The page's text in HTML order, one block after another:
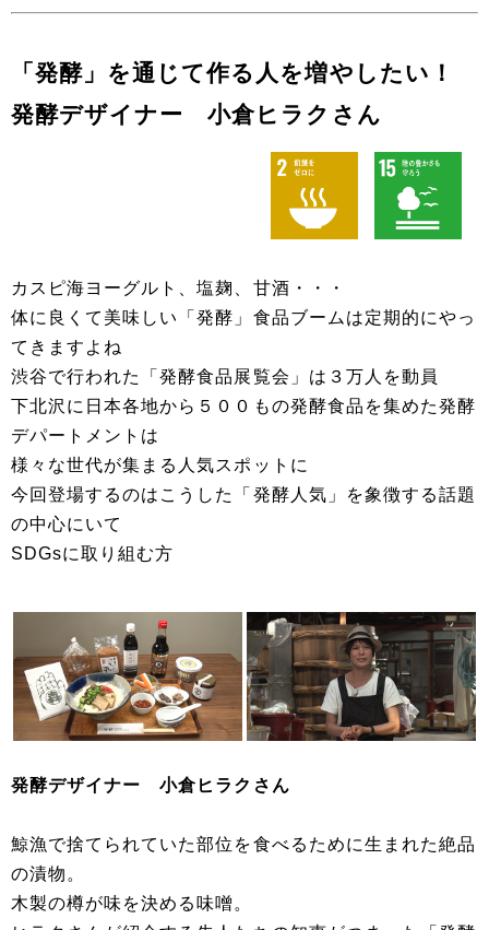
「発酵」を通じて作る人を増やしたい！
発酵デザイナー 小倉ヒラクさん
カスピ海ヨーグルト、塩麹、甘酒・・・
体に良くて美味しい「発酵」食品ブームは定期的にやっ
てきますよね
渋谷で行われた「発酵食品展覧会」は３万人を動員
下北沢に日本各地から５００もの発酵食品を集めた発酵
デパートメントは
様々な世代が集まる人気スポットに
今回登場するのはこうした「発酵人気」を象徴する話題
の中心にいて
SDGsに取り組む方
発酵デザイナー 小倉ヒラクさん
鯨漁で捨てられていた部位を食べるために生まれた絶品
の漬物。
木製の樽が味を決める味噌。